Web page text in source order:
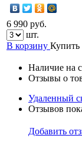
6 990 руб.
шт.
В корзину Купить
Наличие на
Отзывы о
Удаленный
Отзывов
Добавить